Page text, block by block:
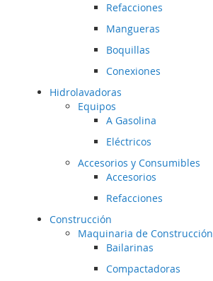
Refacciones
Mangueras
Boquillas
Conexiones
Hidrolavadoras
Equipos
A Gasolina
Eléctricos
Accesorios y Consumibles
Accesorios
Refacciones
Construcción
Maquinaria de Construcción
Bailarinas
Compactadoras